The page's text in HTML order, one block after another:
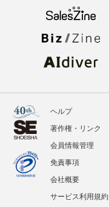
ヘルプ
著作権・リンク
会員情報管理
免責事項
会社概要
サービス利用規約